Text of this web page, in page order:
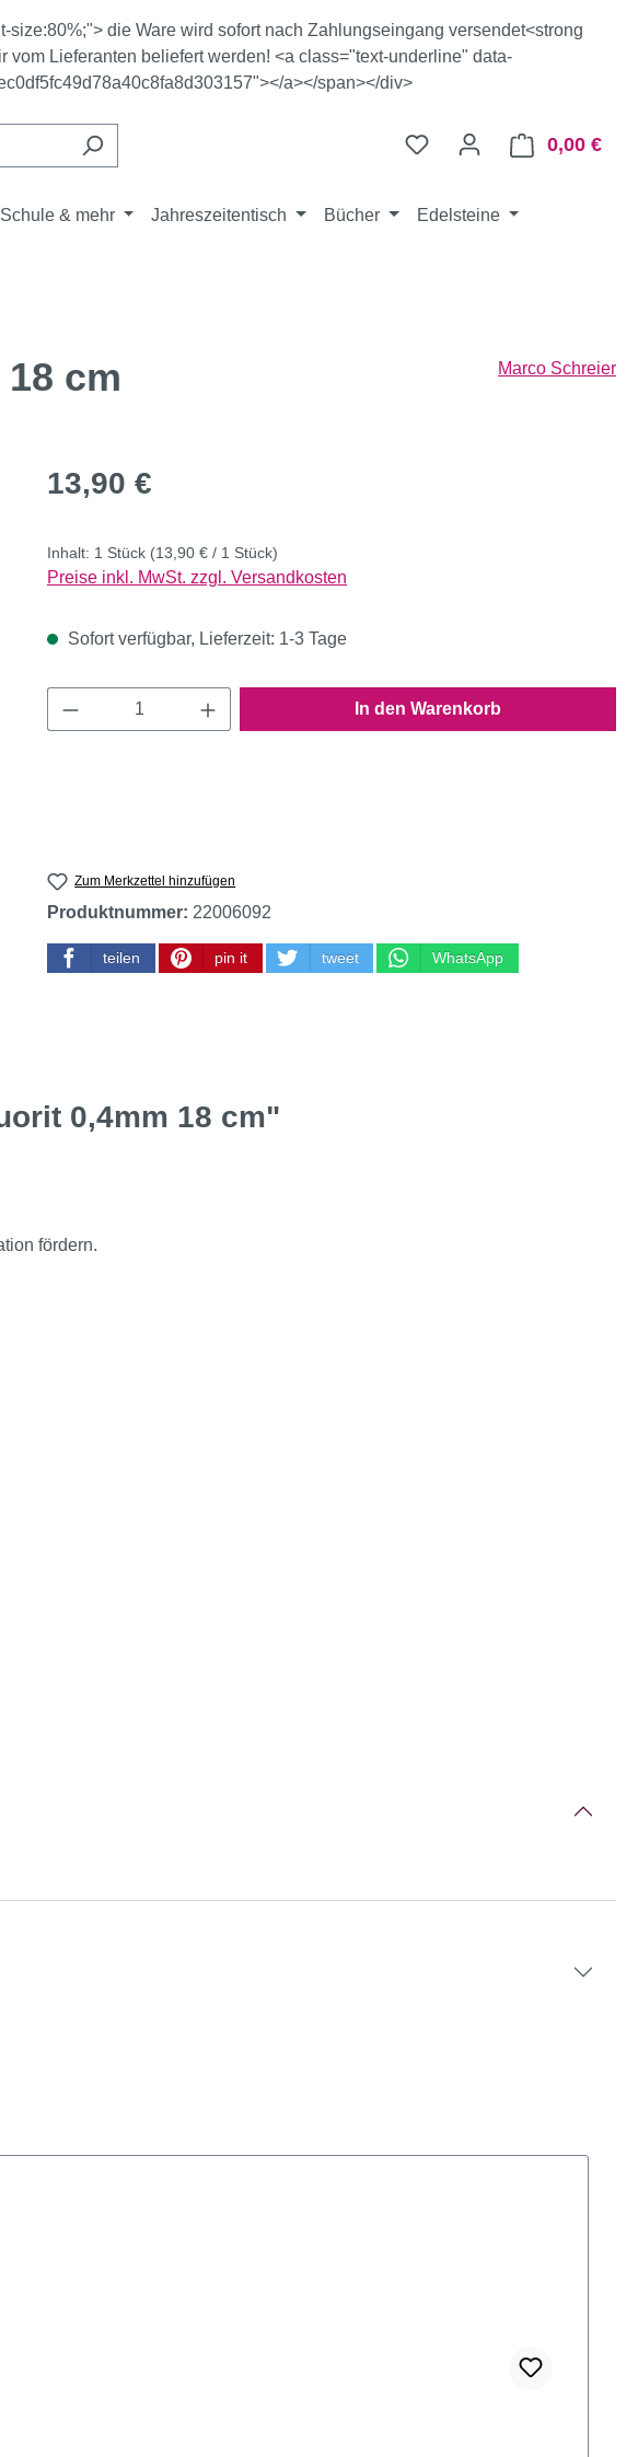
die Ware wird sofort nach Zahlungseingang versendet<strong
Lieferanten beliefert werden! <a class="text-underline" data-
a></span></div>
0,00 €
Schule & mehr Jahreszeitentisch Bücher Edelsteine
cm Marco Schreier
Regulärer Preis:
13,90 €
Inhalt: 1 Stück (13,90 € / 1 Stück)
Preise inkl. MwSt. zzgl. Versandkosten
Sofort verfügbar, Lieferzeit: 1-3 Tage
Produkt Anzahl: Gib den gewünschten Wert ein
In den Warenkorb
Zum Merkzettel hinzufügen
Produktnummer: 22006092
teilen pin it tweet WhatsApp
0,4mm 18 cm"
fördern.